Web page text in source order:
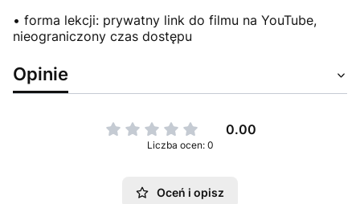
• forma lekcji: prywatny link do filmu na YouTube,
nieograniczony czas dostępu
Opinie
0.00
Liczba ocen: 0
Oceń i opisz